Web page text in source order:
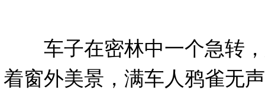
车子在密林中一个急转，
着窗外美景，满车人鸦雀无